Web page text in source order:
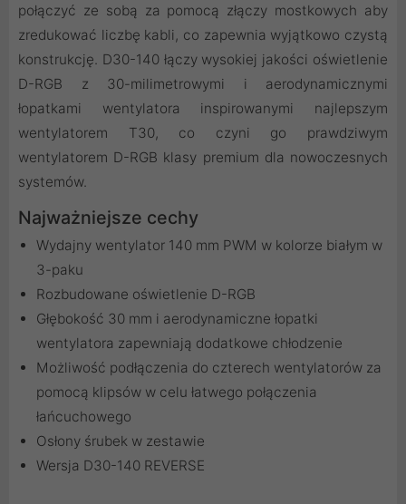
połączyć ze sobą za pomocą złączy mostkowych aby
zredukować liczbę kabli, co zapewnia wyjątkowo czystą
konstrukcję. D30-140 łączy wysokiej jakości oświetlenie
D-RGB z 30-milimetrowymi i aerodynamicznymi
łopatkami wentylatora inspirowanymi najlepszym
wentylatorem T30, co czyni go prawdziwym
wentylatorem D-RGB klasy premium dla nowoczesnych
systemów.
Najważniejsze cechy
Wydajny wentylator 140 mm PWM w kolorze białym w
3-paku
Rozbudowane oświetlenie D-RGB
Głębokość 30 mm i aerodynamiczne łopatki
wentylatora zapewniają dodatkowe chłodzenie
Możliwość podłączenia do czterech wentylatorów za
pomocą klipsów w celu łatwego połączenia
łańcuchowego
Osłony śrubek w zestawie
Wersja D30-140 REVERSE